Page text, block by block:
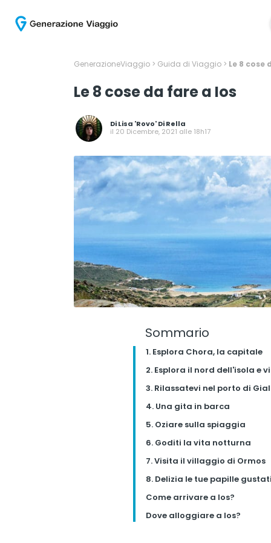
GenerazioneViaggio > Guida di Viaggio > Le 8 cose
Le 8 cose da fare a Ios
DiLisa 'Rovo' Di Rella
il 20 Dicembre, 2021 alle 18h17
Sommario
1. Esplora Chora, la capitale
2. Esplora il nord dell'isola e
3. Rilassatevi nel porto di
4. Una gita in barca
5. Oziare sulla spiaggia
6. Goditi la vita notturna
7. Visita il villaggio di Ormos
8. Delizia le tue papille
Come arrivare a Ios?
Dove alloggiare a Ios?